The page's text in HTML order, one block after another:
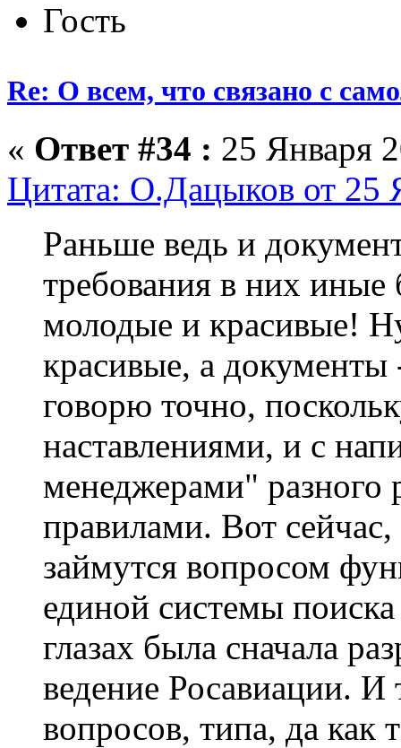
Гость
Re: О всем, что связано с
« Ответ #34 : 25 Января
Цитата: О.Дацыков от 25
Раньше ведь и
требования в них
молодые и красивые!
красивые, а
говорю точно,
наставлениями, и с
менеджерами" разного
правилами. Вот
займутся вопросом
единой системы
глазах была сначала
ведение Росавиации. И
вопросов, типа, да как